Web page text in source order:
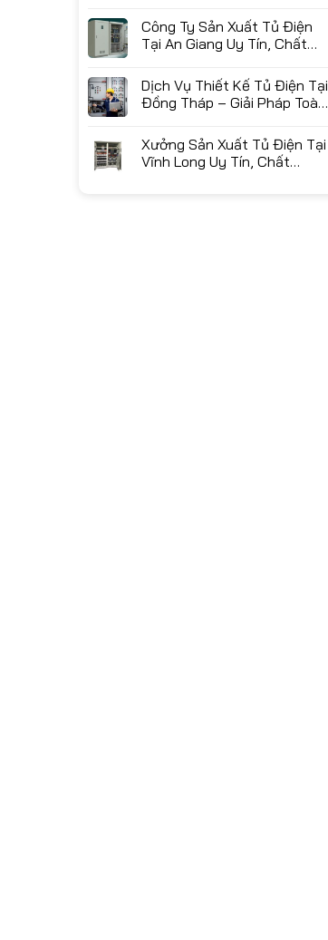
Công Ty Sản Xuất Tủ Điện
Tại An Giang Uy Tín, Chất
Dịch Vụ Thiết Kế Tủ Điện Tại
Đồng Tháp – Giải Pháp Toàn
Xưởng Sản Xuất Tủ Điện Tại
Vĩnh Long Uy Tín, Chất